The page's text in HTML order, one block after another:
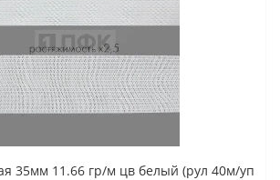
35мм 11.66 гр/м цв белый (рул 40м/уп